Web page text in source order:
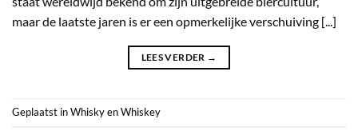
maar de laatste jaren is er een opmerkelijke verschuiving [...]
LEES VERDER →
Geplaatst inWhisky en Whiskey